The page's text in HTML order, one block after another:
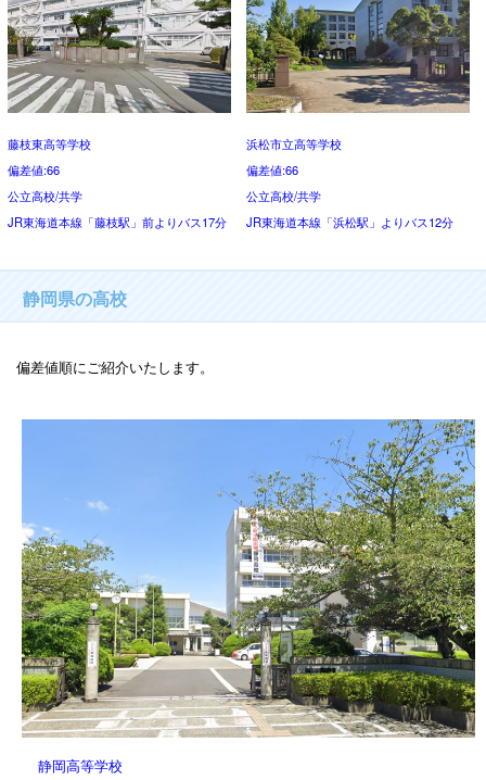
藤枝東高等学校
偏差値:66
公立高校/共学
JR東海道本線「藤枝駅」前よりバス17分
浜松市立高等学校
偏差値:66
公立高校/共学
JR東海道本線「浜松駅」よりバス12分
静岡県の高校
偏差値順にご紹介いたします。
静岡高等学校